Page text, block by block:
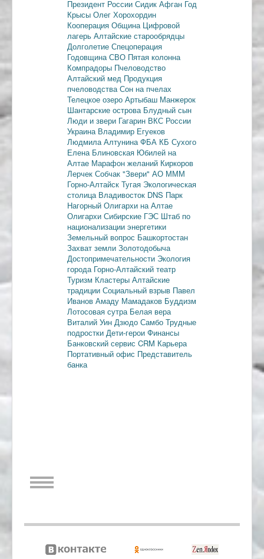
Президент России Сидик Афган Год
Крысы Олег Хорохордин
Кооперация Община Цифровой
лагерь Алтайские старообрядцы
Долголетие Спецоперация
Годовщина СВО Пятая колонна
Компрадоры Пчеловодство
Алтайский мед Продукция
пчеловодства Сон на пчелах
Телецкое озеро Артыбаш Манжерок
Шантарские острова Блудный сын
Люди и звери Гагарин ВКС России
Украина Владимир Егуеков
Людмила Алтунина ФБА КБ Сухого
Елена Блиновская Юбилей на
Алтае Марафон желаний Киркоров
Лерчек Собчак "Звери" АО МММ
Горно-Алтайск Тугая Экологическая
столица Владивосток DNS Парк
Нагорный Олигархи на Алтае
Олигархи Сибирские ГЭС Штаб по
национализации энергетики
Земельный вопрос Башкортостан
Захват земли Золотодобыча
Достопримечательности Экология
города Горно-Алтайский театр
Туризм Кластеры Алтайские
традиции Социальный взрыв Павел
Иванов Амаду Мамадаков Буддизм
Лотосовая сутра Белая вера
Виталий Уин Дзюдо Самбо Трудные
подростки Дети-герои Финансы
Банковский сервис CRM Карьера
Портативный офис Представитель
банка